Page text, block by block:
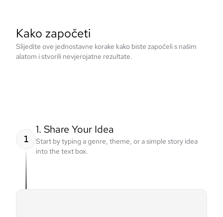
Kako započeti
Slijedite ove jednostavne korake kako biste započeli s našim
alatom i stvorili nevjerojatne rezultate.
1
1. Share Your Idea
Start by typing a genre, theme, or a simple story idea
into the text box.